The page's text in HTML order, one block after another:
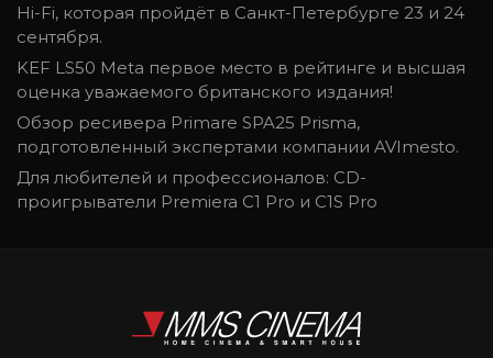
Hi-Fi, которая пройдёт в Санкт-Петербурге 23 и 24
сентября.
KEF LS50 Meta первое место в рейтинге и высшая
оценка уважаемого британского издания!
Обзор ресивера Primare SPA25 Prisma,
подготовленный экспертами компании AVImesto.
Для любителей и профессионалов: CD-
проигрыватели Premiera C1 Pro и C1S Pro